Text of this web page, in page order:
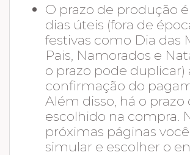
O prazo de produção
dias úteis (fora de
festivas como Dia das
Pais, Namorados e
o prazo pode duplicar)
confirmação do
Além disso, há o prazo
escolhido na compra.
próximas páginas
simular e escolher o